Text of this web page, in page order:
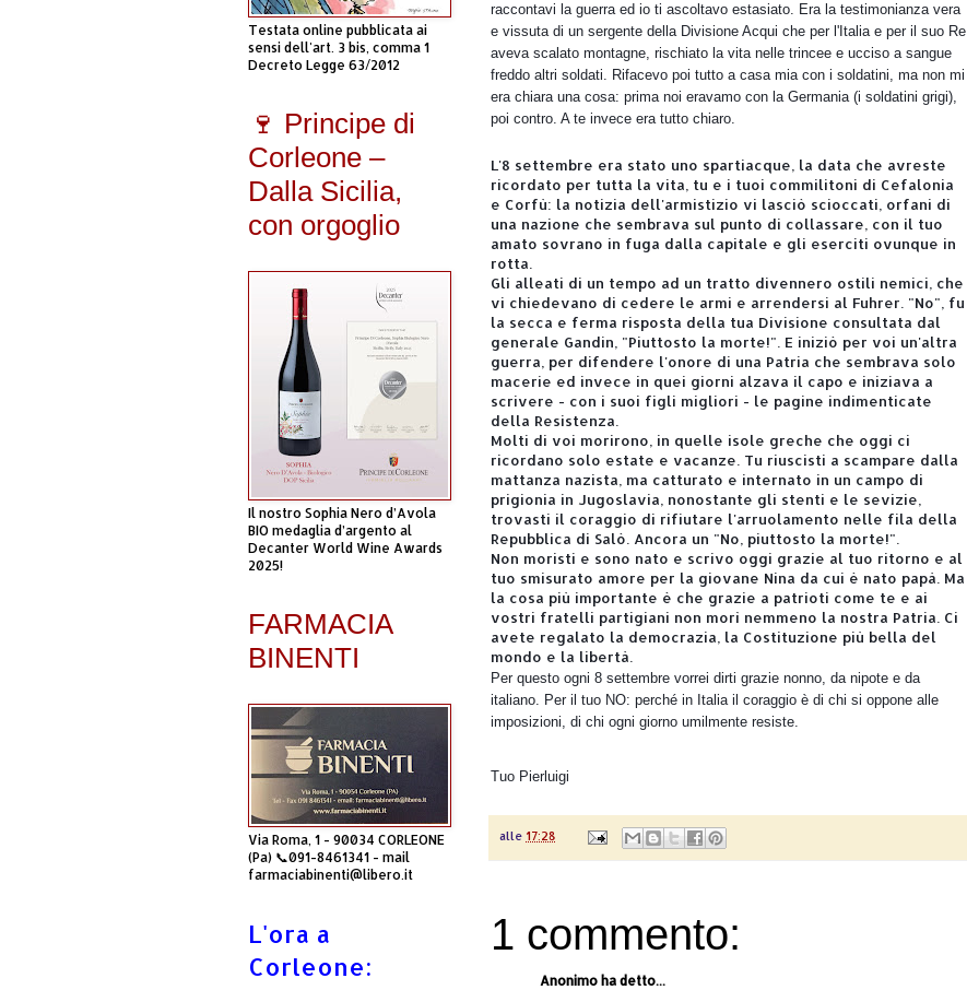
raccontavi la guerra ed io ti ascoltavo estasiato. Era la testimonianza vera
e vissuta di un sergente della Divisione Acqui che per l'Italia e per il suo Re
aveva scalato montagne, rischiato la vita nelle trincee e ucciso a sangue
freddo altri soldati. Rifacevo poi tutto a casa mia con i soldatini, ma non mi
era chiara una cosa: prima noi eravamo con la Germania (i soldatini grigi),
poi contro. A te invece era tutto chiaro.
L'8 settembre era stato uno spartiacque, la data che avreste
ricordato per tutta la vita, tu e i tuoi commilitoni di Cefalonia
e Corfù: la notizia dell'armistizio vi lasciò scioccati, orfani di
una nazione che sembrava sul punto di collassare, con il tuo
amato sovrano in fuga dalla capitale e gli eserciti ovunque in
rotta.
Gli alleati di un tempo ad un tratto divennero ostili nemici, che
vi chiedevano di cedere le armi e arrendersi al Fuhrer. "No", fu
la secca e ferma risposta della tua Divisione consultata dal
generale Gandin, "Piuttosto la morte!". E iniziò per voi un'altra
guerra, per difendere l'onore di una Patria che sembrava solo
macerie ed invece in quei giorni alzava il capo e iniziava a
scrivere - con i suoi figli migliori - le pagine indimenticate
della Resistenza.
Molti di voi morirono, in quelle isole greche che oggi ci
ricordano solo estate e vacanze. Tu riuscisti a scampare dalla
mattanza nazista, ma catturato e internato in un campo di
prigionia in Jugoslavia, nonostante gli stenti e le sevizie,
trovasti il coraggio di rifiutare l'arruolamento nelle fila della
Repubblica di Salò. Ancora un "No, piuttosto la morte!".
Non moristi e sono nato e scrivo oggi grazie al tuo ritorno e al
tuo smisurato amore per la giovane Nina da cui è nato papà. Ma
la cosa più importante è che grazie a patrioti come te e ai
vostri fratelli partigiani non morì nemmeno la nostra Patria. Ci
avete regalato la democrazia, la Costituzione più bella del
mondo e la libertà.
Per questo ogni 8 settembre vorrei dirti grazie nonno, da nipote e da
italiano. Per il tuo NO: perché in Italia il coraggio è di chi si oppone alle
imposizioni, di chi ogni giorno umilmente resiste.
Tuo Pierluigi
alle 17:28
1 commento:
Anonimo ha detto...
Testata online pubblicata ai
sensi dell'art. 3 bis, comma 1
Decreto Legge 63/2012
🍷 Principe di
Corleone –
Dalla Sicilia,
con orgoglio
Il nostro Sophia Nero d’Avola
BIO medaglia d’argento al
Decanter World Wine Awards
2025!
FARMACIA
BINENTI
Via Roma, 1 - 90034 CORLEONE
(Pa) 📞091-8461341 - mail
farmaciabinenti@libero.it
L'ora a
Corleone: